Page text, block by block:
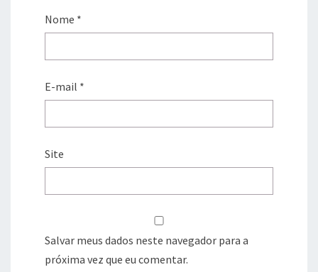
Nome *
E-mail *
Site
Salvar meus dados neste navegador para a
próxima vez que eu comentar.